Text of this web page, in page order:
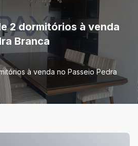
2 dormitórios à venda
Branca
à venda no Passeio Pedra